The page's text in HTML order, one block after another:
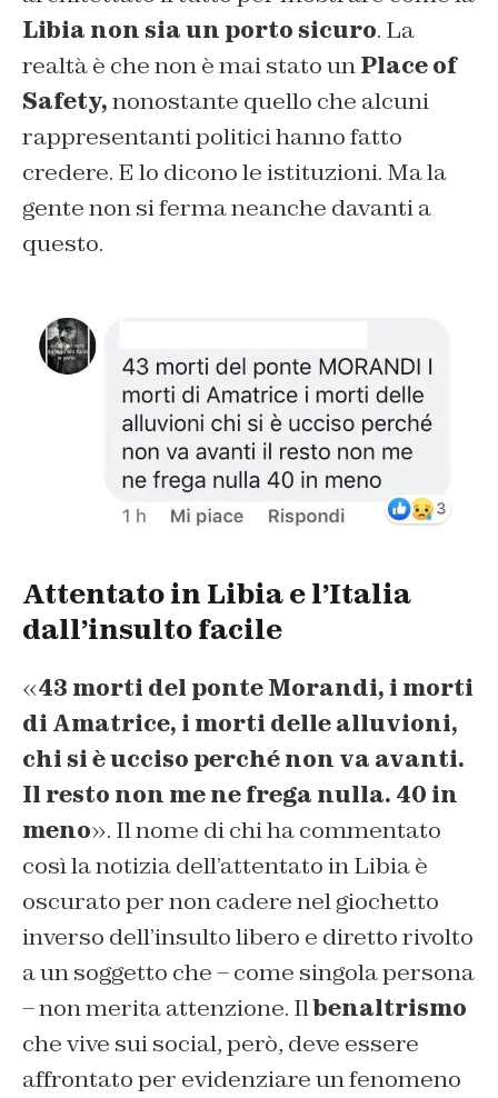
Libia non sia un porto sicuro. La
realtà è che non è mai stato unPlace of
Safety,nonostante quello che alcuni
rappresentanti politici hanno fatto
credere. E lo dicono le istituzioni. Ma la
gente non si ferma neanche davanti a
questo.
Attentato in Libia e l’Italia
dall’insulto facile
«43 morti del ponte Morandi, i morti
di Amatrice, i morti delle alluvioni,
chi si è ucciso perché non va avanti.
Il resto non me ne frega nulla. 40 in
meno». Il nome di chi ha commentato
così la notizia dell’attentato in Libia è
oscurato per non cadere nel giochetto
inverso dell’insulto libero e diretto rivolto
a un soggetto che – come singola persona
– non merita attenzione. Ilbenaltrismo
che vive sui social, però, deve essere
affrontato per evidenziare un fenomeno